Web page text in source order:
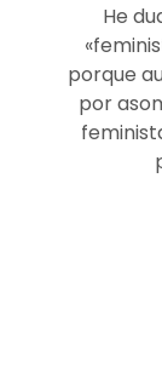
He
porque
por